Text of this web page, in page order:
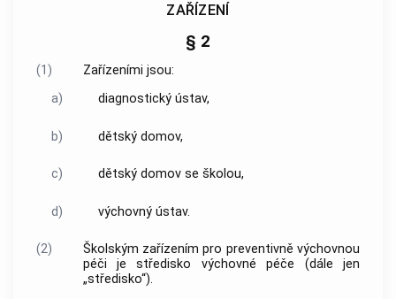
ZAŘÍZENÍ
§ 2
(1)
Zařízeními jsou:
a)
diagnostický ústav,
b) dětský domov,
c) dětský domov se školou,
d) výchovný ústav.
(2)
Školským zařízením pro preventivně výchovnou
péči je středisko výchovné péče (dále jen
„středisko“).